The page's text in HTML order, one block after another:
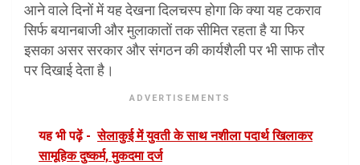
आने वाले दिनों में यह देखना दिलचस्प होगा कि क्या यह टकराव
सिर्फ बयानबाजी और मुलाकातों तक सीमित रहता है या फिर
इसका असर सरकार और संगठन की कार्यशैली पर भी साफ तौर
पर दिखाई देता है।
ADVERTISEMENTS
यह भी पढ़ें - सेलाकुई में युवती के साथ नशीला पदार्थ खिलाकर
सामूहिक दुष्कर्म, मुकदमा दर्ज